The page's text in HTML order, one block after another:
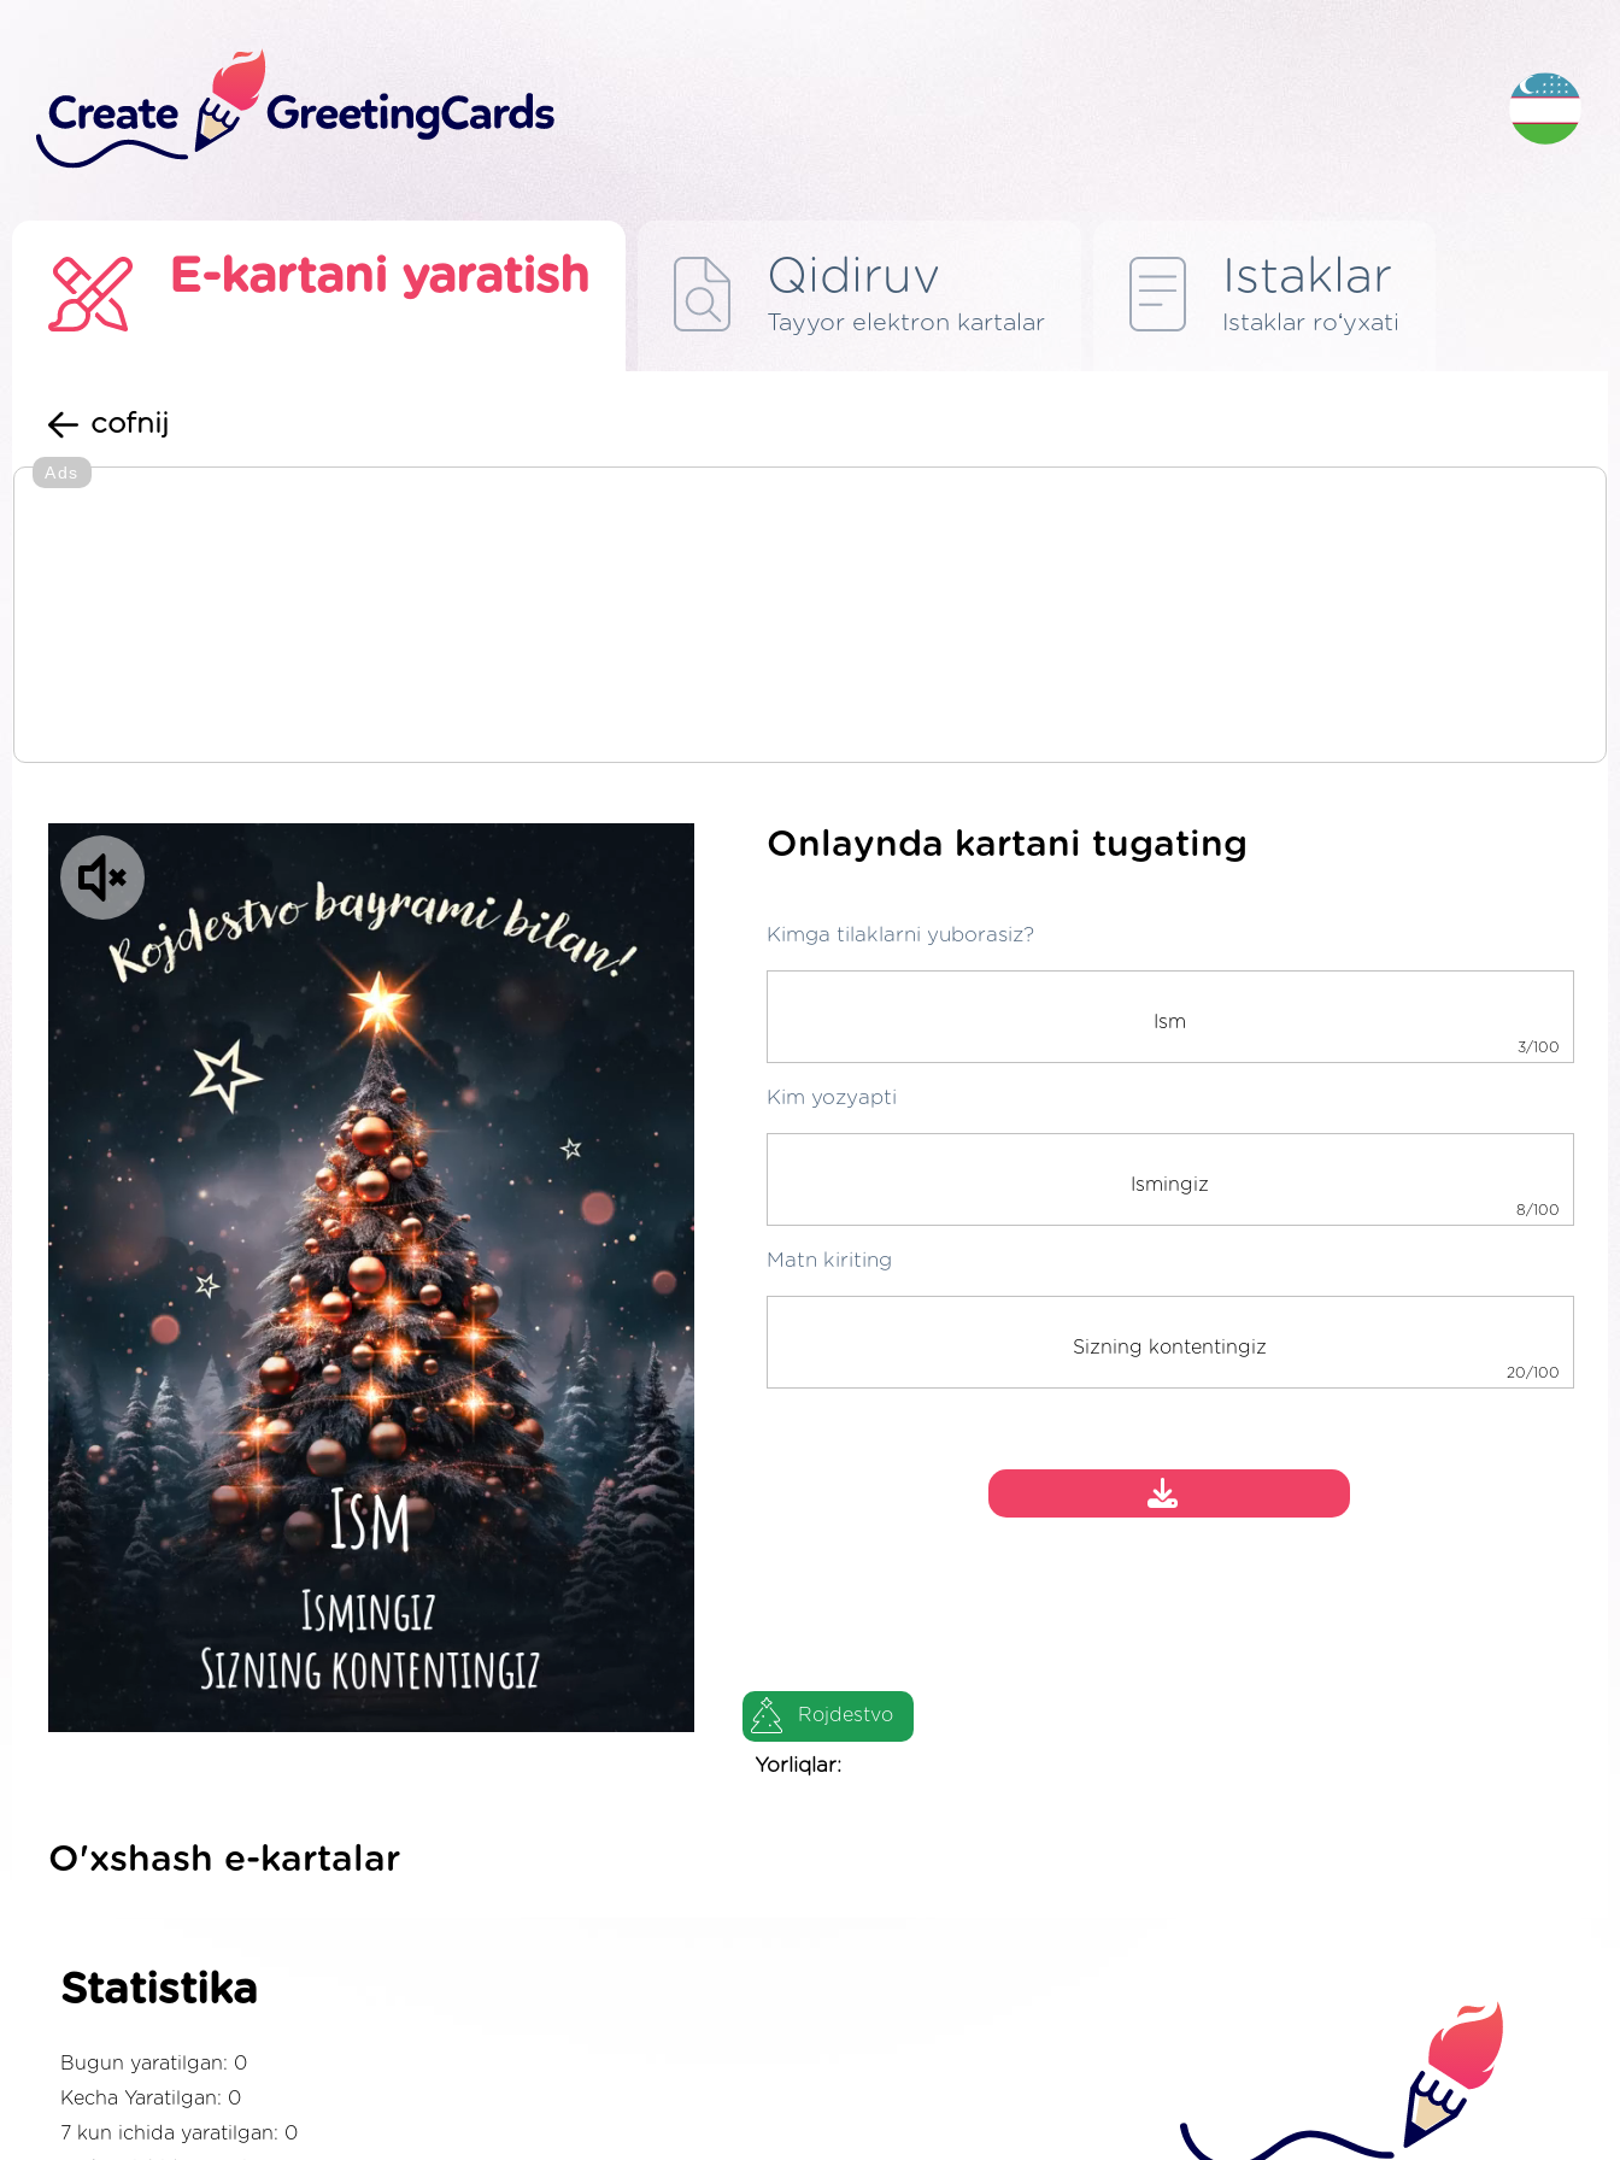
E-kartani yaratish Qidiruv
Tayyor elektron kartalar
Istaklar
Istaklar roʻyxati
cofnij
Ads
Onlaynda kartani tugating
Kimga tilaklarni yuborasiz?
3/100
Kim yozyapti
8/100
Matn kiriting
20/100
Rojdestvo
Yorliqlar:
O'xshash e-kartalar
Statistika
Bugun yaratilgan: 0
Kecha Yaratilgan: 0
7 kun ichida yaratilgan: 0